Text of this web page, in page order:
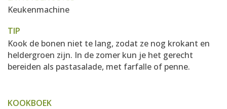
Keukenmachine
TIP
Kook de bonen niet te lang, zodat ze nog krokant en
heldergroen zijn. In de zomer kun je het gerecht
bereiden als pastasalade, met farfalle of penne.
KOOKBOEK